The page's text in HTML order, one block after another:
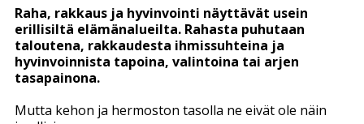
Raha, rakkaus ja hyvinvointi näyttävät usein
erillisiltä elämänalueilta. Rahasta puhutaan
taloutena, rakkaudesta ihmissuhteina ja
hyvinvoinnista tapoina, valintoina tai arjen
tasapainona.
Mutta kehon ja hermoston tasolla ne eivät ole näin